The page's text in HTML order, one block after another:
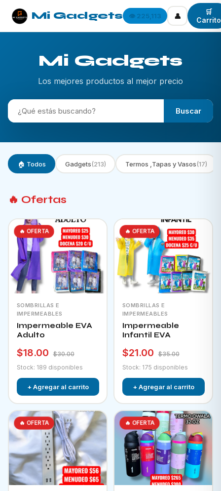
Mi Gadgets 👁️ 225,113 👤
🛒
Carrito
Mi Gadgets
Los mejores productos al mejor precio
Buscar
🏠 Todos Gadgets(213) Termos ,Tapas y Vasos(17)
🔥 Ofertas
🔥 OFERTA
SOMBRILLAS E
IMPERMEABLES
Impermeable EVA
Adulto
$18.00
$30.00
Stock: 189 disponibles
+ Agregar al carrito
🔥 OFERTA
SOMBRILLAS E
IMPERMEABLES
Impermeable
Infantil EVA
$21.00
$35.00
Stock: 175 disponibles
+ Agregar al carrito
🔥 OFERTA 🔥 OFERTA